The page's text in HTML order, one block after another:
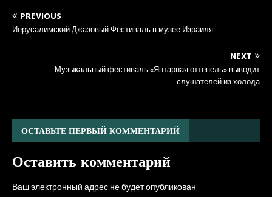
PREVIOUS
Иерусалимский Джазовый Фестиваль в музее Израиля
NEXT
Музыкальный фестиваль «Янтарная оттепель» выводит
слушателей из холода
ОСТАВЬТЕ ПЕРВЫЙ КОММЕНТАРИЙ
Оставить комментарий
Ваш электронный адрес не будет опубликован.